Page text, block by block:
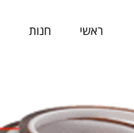
ראשי חנות